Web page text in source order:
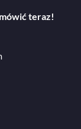
teraz!